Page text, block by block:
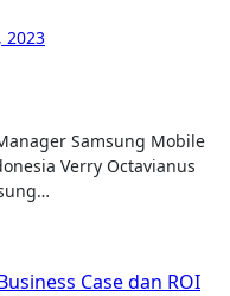
2023
Verry Octavianus
Case dan ROI